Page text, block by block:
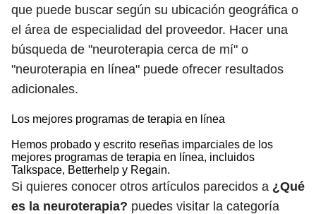
que puede buscar según su ubicación geográfica o
el área de especialidad del proveedor. Hacer una
búsqueda de "neuroterapia cerca de mí" o
"neuroterapia en línea" puede ofrecer resultados
adicionales.
Los mejores programas de terapia en línea
Hemos probado y escrito reseñas imparciales de los
mejores programas de terapia en línea, incluidos
Talkspace, Betterhelp y Regain.
Si quieres conocer otros artículos parecidos a ¿Qué
es la neuroterapia? puedes visitar la categoría